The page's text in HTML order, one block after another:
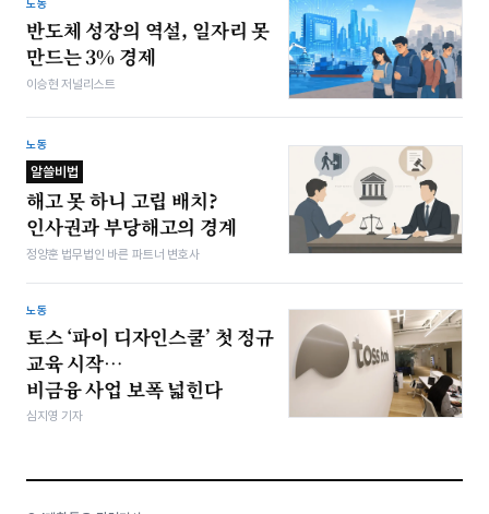
노동
반도체 성장의 역설, 일자리 못
만드는 3% 경제
이승현 저널리스트
노동
알쓸비법
해고 못 하니 고립 배치?
인사권과 부당해고의 경계
정양훈 법무법인 바른 파트너 변호사
노동
토스 ‘파이 디자인스쿨’ 첫 정규
교육 시작…
비금융 사업 보폭 넓힌다
심지영 기자